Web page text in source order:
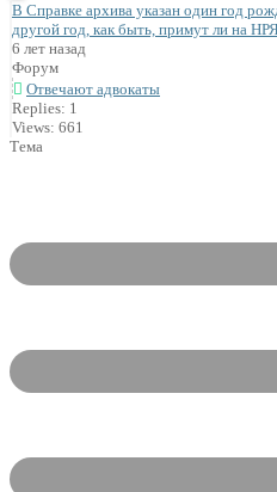
В Справке архива указан один год
другой год, как быть, примут ли на
6 лет назад
Форум
Отвечают адвокаты
Replies: 1
Views: 661
Тема